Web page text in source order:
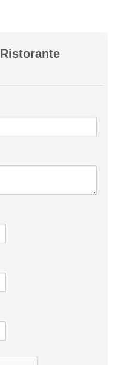
Ristorante